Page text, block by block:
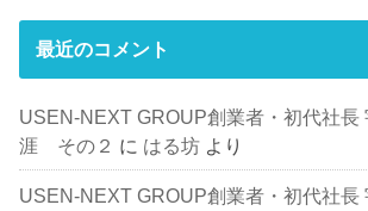
最近のコメント
USEN-NEXT GROUP創業者・初代社長
涯 その２ に はる坊 より
USEN-NEXT GROUP創業者・初代社長